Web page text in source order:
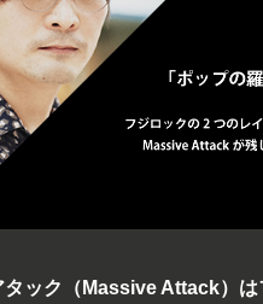
タック（Massive Attack）は